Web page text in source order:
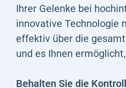
Ihrer Gelenke bei
innovative Technologie
effektiv über die
und es Ihnen
Behalten Sie die